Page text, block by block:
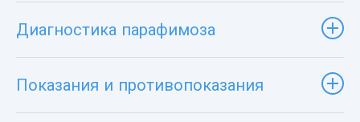
Диагностика парафимоза
Показания и противопоказания